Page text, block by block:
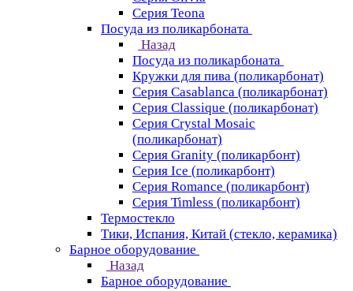
Серия Teona
Посуда из поликарбоната
Назад
Посуда из поликарбоната
Кружки для пива (поликарбонат)
Серия Casablanсa (поликарбонат)
Серия Classique (поликарбонат)
Серия Crystal Mosaic
(поликарбонат)
Серия Granity (поликарбонт)
Серия Ice (поликарбонт)
Серия Romance (поликарбонт)
Серия Timless (поликарбонт)
Термостекло
Тики, Испания, Китай (стекло, керамика)
Барное оборудование
Назад
Барное оборудование